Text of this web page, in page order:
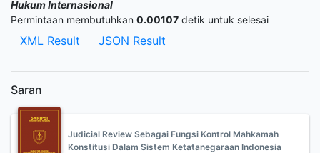
Hukum Internasional
Permintaan membutuhkan 0.00107 detik untuk selesai
XML Result JSON Result
Saran
Judicial Review Sebagai Fungsi Kontrol Mahkamah
Konstitusi Dalam Sistem Ketatanegaraan Indonesia